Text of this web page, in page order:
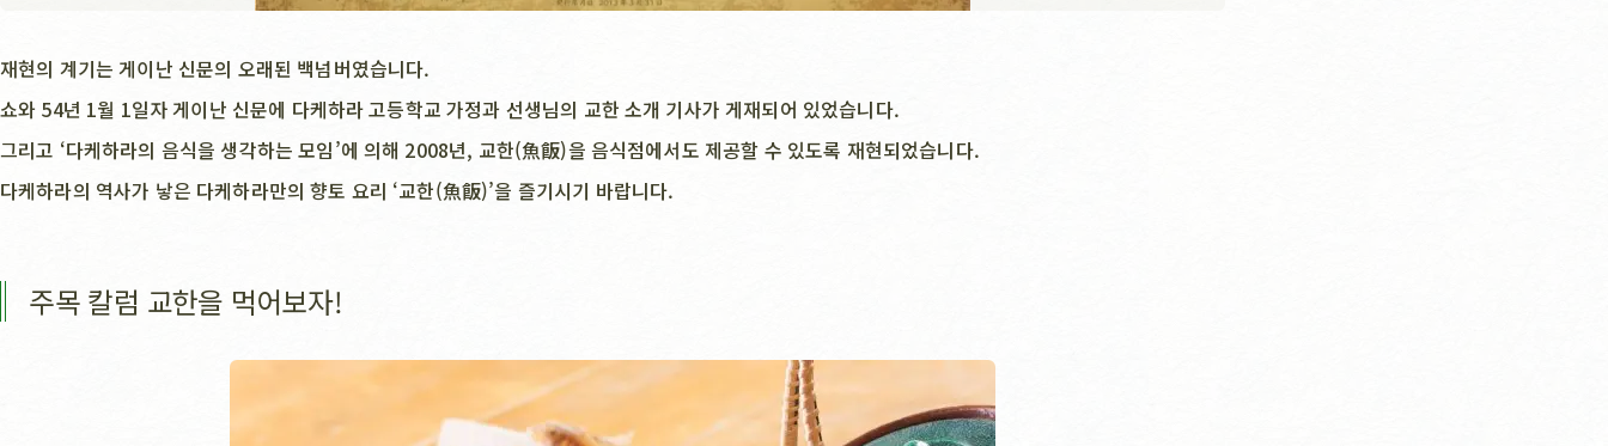
재현의 계기는 게이난 신문의 오래된 백넘버였습니다.
쇼와 54년 1월 1일자 게이난 신문에 다케하라 고등학교 가정과 선생님의 교한 소개 기사가 게재되어 있었습니다.
그리고 ‘다케하라의 음식을 생각하는 모임’에 의해 2008년, 교한(魚飯)을 음식점에서도 제공할 수 있도록 재현되었습니다.
다케하라의 역사가 낳은 다케하라만의 향토 요리 ‘교한(魚飯)’을 즐기시기 바랍니다.
주목 칼럼 교한을 먹어보자!